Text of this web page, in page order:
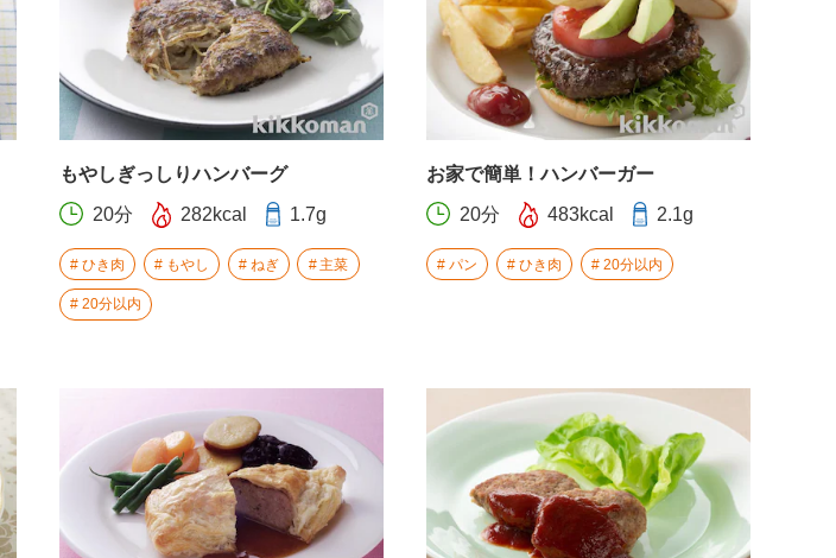
もやしぎっしりハンバーグ
20分 282kcal 1.7g
ひき肉 もやし ねぎ 主菜
20分以内
お家で簡単！ハンバーガー
20分 483kcal 2.1g
パン ひき肉 20分以内